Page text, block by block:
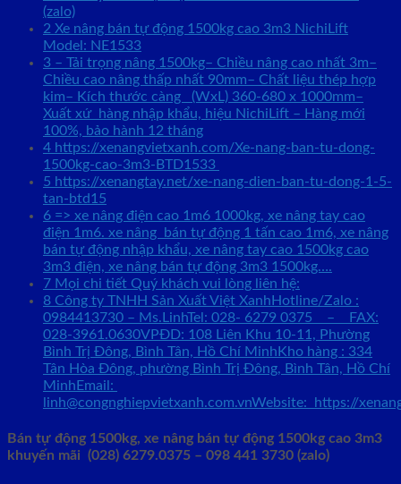
(zalo)
2 Xe nâng bán tự động 1500kg cao 3m3 NichiLift
Model: NE1533
3 – Tải trọng nâng 1500kg– Chiều nâng cao nhất 3m–
Chiều cao nâng thấp nhất 90mm– Chất liệu thép hợp
kim– Kích thước càng (WxL) 360-680 x 1000mm–
Xuất xứ hàng nhập khẩu, hiệu NichiLift – Hàng mới
100%, bảo hành 12 tháng
4 https://xenangvietxanh.com/Xe-nang-ban-tu-dong-
1500kg-cao-3m3-BTD1533
5 https://xenangtay.net/xe-nang-dien-ban-tu-dong-1-5-
tan-btd15
6 => xe nâng điện cao 1m6 1000kg, xe nâng tay cao
điện 1m6. xe nâng bán tự động 1 tấn cao 1m6, xe nâng
bán tự động nhập khẩu, xe nâng tay cao 1500kg cao
3m3 điện, xe nâng bán tự động 3m3 1500kg….
7 Mọi chi tiết Quý khách vui lòng liên hệ:
8 Công ty TNHH Sản Xuất Việt XanhHotline/Zalo :
0984413730 – Ms.LinhTel: 028- 6279 0375 – FAX:
028-3961.0630VPĐD: 108 Liên Khu 10-11, Phường
Bình Trị Đông, Bình Tân, Hồ Chí MinhKho hàng : 334
Tân Hòa Đông, phường Bình Trị Đông, Bình Tân, Hồ Chí
MinhEmail:
linh@congnghiepvietxanh.com.vnWebsite: https://
Bán tự động 1500kg, xe nâng bán tự động 1500kg cao 3m3
khuyến mãi (028) 6279.0375 – 098 441 3730 (zalo)